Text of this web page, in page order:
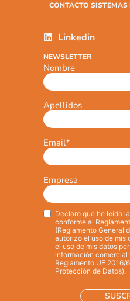
CONTACTO
Linkedin
NEWSLETTER
Nombre
Apellidos
Email*
Empresa
Privacy*
Declaro que he leído la
conforme al
(Reglamento General
autorizo el uso de mis
el uso de mis datos
información comercial
Reglamento UE 2016/
Protección de Datos).